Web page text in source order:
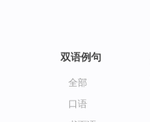
双语例句
全部
口语